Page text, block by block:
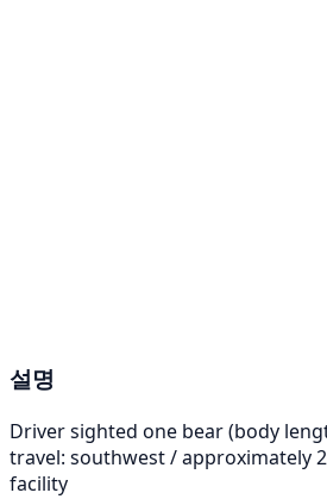
설명
Driver sighted one bear (body
travel: southwest / approximately
facility